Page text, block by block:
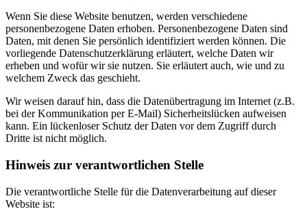
Wenn Sie diese Website benutzen, werden verschiedene
personenbezogene Daten erhoben. Personenbezogene Daten sind
Daten, mit denen Sie persönlich identifiziert werden können. Die
vorliegende Datenschutzerklärung erläutert, welche Daten wir
erheben und wofür wir sie nutzen. Sie erläutert auch, wie und zu
welchem Zweck das geschieht.
Wir weisen darauf hin, dass die Datenübertragung im Internet (z.B.
bei der Kommunikation per E-Mail) Sicherheitslücken aufweisen
kann. Ein lückenloser Schutz der Daten vor dem Zugriff durch
Dritte ist nicht möglich.
Hinweis zur verantwortlichen Stelle
Die verantwortliche Stelle für die Datenverarbeitung auf dieser
Website ist: